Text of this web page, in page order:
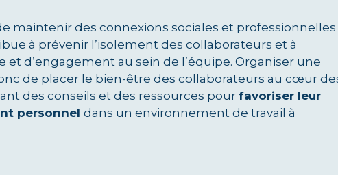
maintenir des connexions sociales et professionnelles
à prévenir l’isolement des collaborateurs et à
d’engagement au sein de l’équipe. Organiser une
de placer le bien-être des collaborateurs au cœur
des conseils et des ressources pour favoriser leur
personnel dans un environnement de travail à